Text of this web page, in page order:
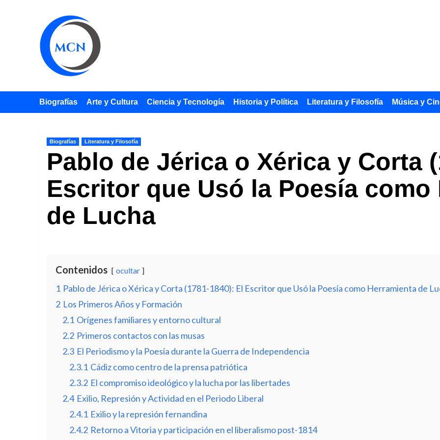
Biografías Arte y Cultura Ciencia y Tecnología Historia y Política Literatura y Filosofía Música y
Biografías Literatura y Filosofía
Pablo de Jérica o Xérica y Corta
Escritor que Usó la Poesía como
de Lucha
Contenidos ocultar
1 Pablo de Jérica o Xérica y Corta (1781-1840): El Escritor que Usó la Poesía como Herramienta de
2 Los Primeros Años y Formación
2.1 Orígenes familiares y entorno cultural
2.2 Primeros contactos con las musas
2.3 El Periodismo y la Poesía durante la Guerra de Independencia
2.3.1 Cádiz como centro de la prensa patriótica
2.3.2 El compromiso ideológico y la lucha por las libertades
2.4 Exilio, Represión y Actividad en el Periodo Liberal
2.4.1 Exilio y la represión fernandina
2.4.2 Retorno a Vitoria y participación en el liberalismo post-1814